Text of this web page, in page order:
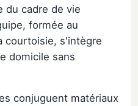
du cadre de vie
formée au
courtoisie, s'intègre
domicile sans
conjuguent matériaux